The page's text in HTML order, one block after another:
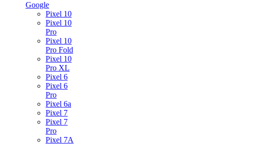
Google
Pixel 10
Pixel 10
Pro
Pixel 10
Pro Fold
Pixel 10
Pro XL
Pixel 6
Pixel 6
Pro
Pixel 6a
Pixel 7
Pixel 7
Pro
Pixel 7A